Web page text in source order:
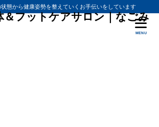
態から健康姿勢を整えていくお手伝いをしています
＆フットケアサロン｜なごみ
MENU